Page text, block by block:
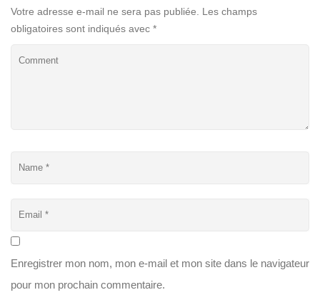
Votre adresse e-mail ne sera pas publiée.
Les champs
obligatoires sont indiqués avec *
Enregistrer mon nom, mon e-mail et mon site dans le navigateur
pour mon prochain commentaire.